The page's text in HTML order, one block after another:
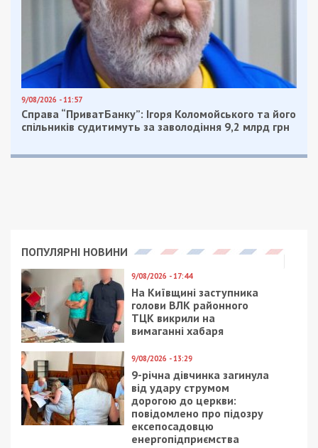
9/08/2026 - 11:57
Справа “ПриватБанку”: Ігоря Коломойського та його
спільників судитимуть за заволодіння 9,2 млрд грн
ПОПУЛЯРНІ НОВИНИ
9/08/2026 - 17:44
На Київщині заступника
голови ВЛК районного
ТЦК викрили на
вимаганні хабаря
9/08/2026 - 13:29
9-річна дівчинка загинула
від удару струмом
дорогою до церкви:
повідомлено про підозру
ексепосадовцю
енергопідприємства